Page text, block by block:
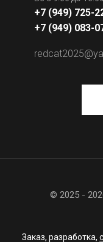
+7 (949) 725-
+7 (949) 083-
© 2025 -
Заказ, разработка,